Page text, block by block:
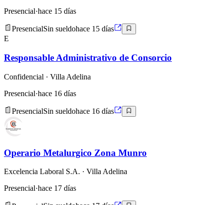
Presencial·hace 15 días
PresencialSin sueldohace 15 días
E
Responsable Administrativo de Consorcio
Confidencial · Villa Adelina
Presencial·hace 16 días
PresencialSin sueldohace 16 días
Operario Metalurgico Zona Munro
Excelencia Laboral S.A. · Villa Adelina
Presencial·hace 17 días